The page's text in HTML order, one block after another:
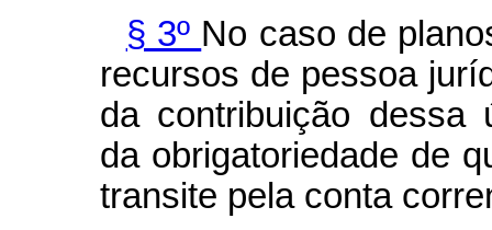
§ 3º No caso de
recursos de pessoa
da contribuição dessa
da obrigatoriedade de
transite pela conta